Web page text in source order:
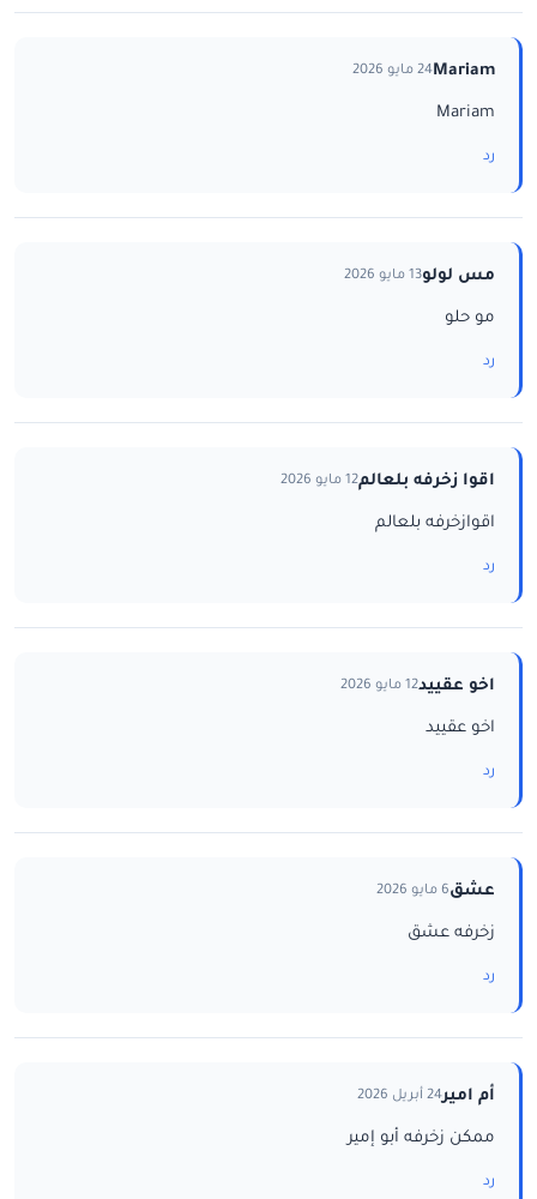
Mariam24 مايو 2026
Mariam
رد
مس لولو13 مايو 2026
مو حلو
رد
اقوا زخرفه بلعالم12 مايو 2026
اقوازخرفه بلعالم
رد
اخو عقييد12 مايو 2026
اخو عقييد
رد
عشق6 مايو 2026
زخرفه عشق
رد
أم امير24 أبريل 2026
ممكن زخرفه أبو إمير
رد